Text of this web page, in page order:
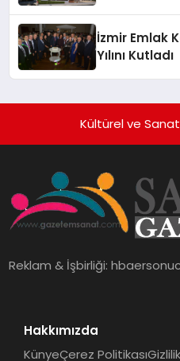
İzmir Emlak
Yılını Kutladı
Kültürel ve
Reklam & İşbirliği:
Hakkımızda
KünyeÇerez Politikası